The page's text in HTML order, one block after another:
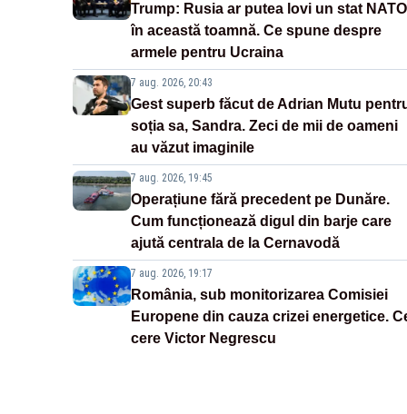
Trump: Rusia ar putea lovi un stat NATO
în această toamnă. Ce spune despre
armele pentru Ucraina
7 aug. 2026, 20:43
Gest superb făcut de Adrian Mutu
soția sa, Sandra. Zeci de mii de oameni
au văzut imaginile
7 aug. 2026, 19:45
Operațiune fără precedent pe Dunăre.
Cum funcționează digul din barje care
ajută centrala de la Cernavodă
7 aug. 2026, 19:17
România, sub monitorizarea Comisiei
Europene din cauza crizei energetice.
cere Victor Negrescu